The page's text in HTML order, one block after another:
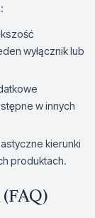
wyłącznik lub
w innych
kierunki
produktach.
(FAQ)